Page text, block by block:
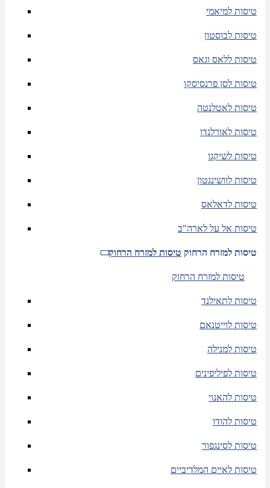
טיסות למיאמי
טיסות לבוסטון
טיסות ללאס וגאס
טיסות לסן פרנסיסקו
טיסות לאטלנטה
טיסות לאורלנדו
טיסות לשיקגו
טיסות לוושינגטון
טיסות לדאלאס
טיסות אל על לארה"ב
טיסות למזרח הרחוק טיסות למזרח הרחוק
טיסות למזרח הרחוק
טיסות לתאילנד
טיסות לוייטנאם
טיסות למנילה
טיסות לפיליפינים
טיסות להאנוי
טיסות להודו
טיסות לסינגפור
טיסות לאיים המלדיביים